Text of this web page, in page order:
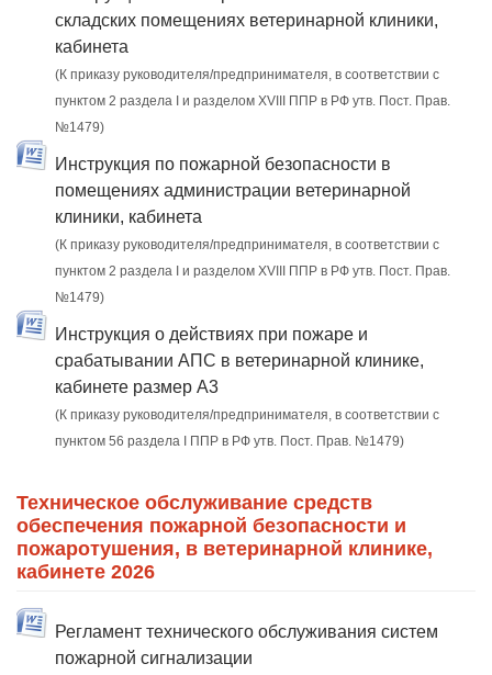
складских помещениях ветеринарной клиники,
кабинета
(К приказу руководителя/предпринимателя, в соответствии с
пунктом 2 раздела I и разделом XVIII ППР в РФ утв. Пост. Прав.
№1479)
Инструкция по пожарной безопасности в
помещениях администрации ветеринарной
клиники, кабинета
(К приказу руководителя/предпринимателя, в соответствии с
пунктом 2 раздела I и разделом XVIII ППР в РФ утв. Пост. Прав.
№1479)
Инструкция о действиях при пожаре и
срабатывании АПС в ветеринарной клинике,
кабинете размер А3
(К приказу руководителя/предпринимателя, в соответствии с
пунктом 56 раздела I ППР в РФ утв. Пост. Прав. №1479)
Техническое обслуживание средств
обеспечения пожарной безопасности и
пожаротушения, в ветеринарной клинике,
кабинете 2026
Регламент технического обслуживания систем
пожарной сигнализации